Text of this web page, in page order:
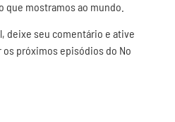
que mostramos ao mundo.
deixe seu comentário e ative
os próximos episódios do No